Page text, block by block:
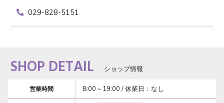
029-828-5151
SHOP DETAIL ショップ情報
営業時間 8:00～19:00 / 休業日：なし